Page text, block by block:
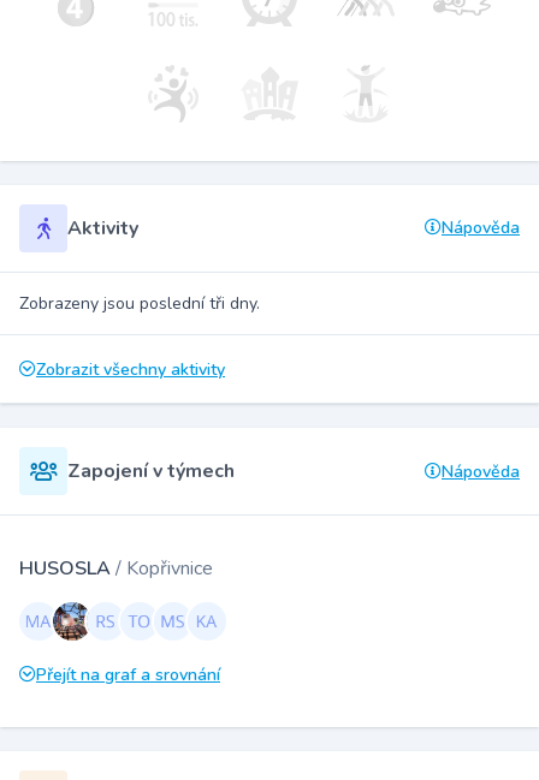
Aktivity Nápověda
Zobrazeny jsou poslední tři dny.
Zobrazit všechny aktivity
Zapojení v týmech Nápověda
HUSOSLA/ Kopřivnice
Přejít na graf a srovnání